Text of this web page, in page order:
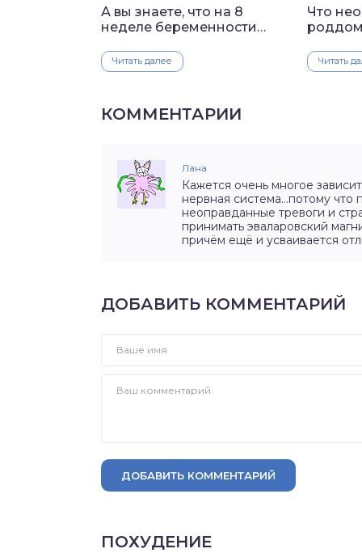
А вы знаете, что на 8
неделе беременности…
Читать далее
Что
Читать
КОММЕНТАРИИ
Лана
Кажется очень многое
нервная система…потому что
неоправданные тревоги и
принимать эваларовский
причём ещё и усваивается
ДОБАВИТЬ КОММЕНТАРИЙ
ДОБАВИТЬ КОММЕНТАРИЙ
ПОХУДЕНИЕ